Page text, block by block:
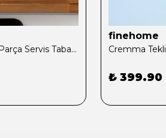
Lierre Porselen 6 Parça Servis Tabağı Takımı
finehome
₺ 399.90